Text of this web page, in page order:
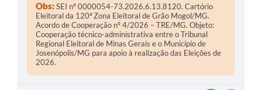
Obs:SEI nº 0000054-73.2026.6.13.8120. Cartório
Eleitoral da 120ª Zona Eleitoral de Grão Mogol/MG.
Acordo de Cooperação nº 4/2026 – TRE/MG. Objeto:
Cooperação técnico-administrativa entre o Tribunal
Regional Eleitoral de Minas Gerais e o Município de
Josenópolis/MG para apoio à realização das Eleições de
2026.